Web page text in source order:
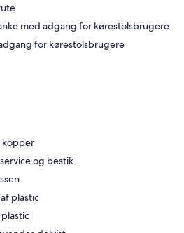
med adgang for kørestolsbrugere
for kørestolsbrugere
kopper
og bestik
plastic